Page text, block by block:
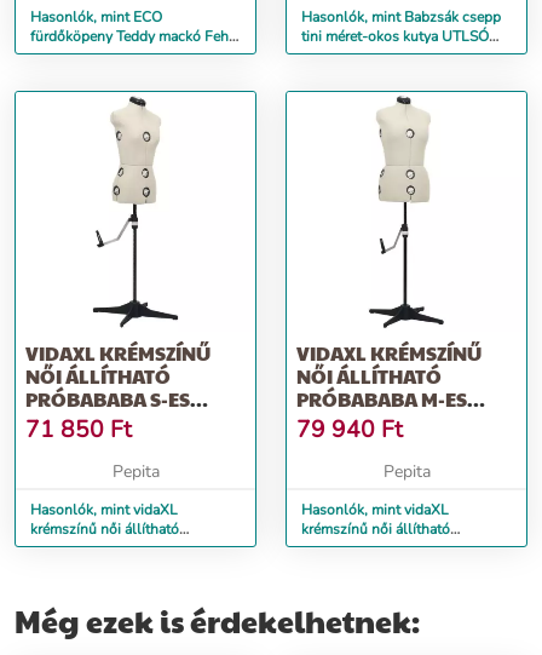
Hasonlók, mint ECO
fürdőköpeny Teddy mackó Fehér
méret 92
Hasonlók, mint Babzsák csepp
tini méret-okos kutya UTLSÓ
DARAB
VIDAXL KRÉMSZÍNŰ
NŐI ÁLLÍTHATÓ
PRÓBABABA S-ES
MÉRET 33-40
71 850 Ft
Pepita
Hasonlók, mint vidaXL
krémszínű női állítható
próbababa S-es méret 33-40
VIDAXL KRÉMSZÍNŰ
NŐI ÁLLÍTHATÓ
PRÓBABABA M-ES
MÉRET 40-46
79 940 Ft
Pepita
Hasonlók, mint vidaXL
krémszínű női állítható
próbababa M-es méret 40-46
Még ezek is érdekelhetnek: